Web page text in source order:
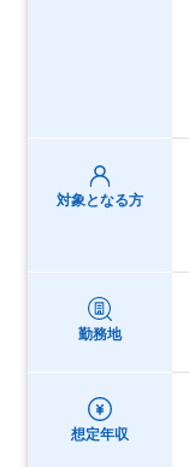
対象となる方
勤務地
想定年収